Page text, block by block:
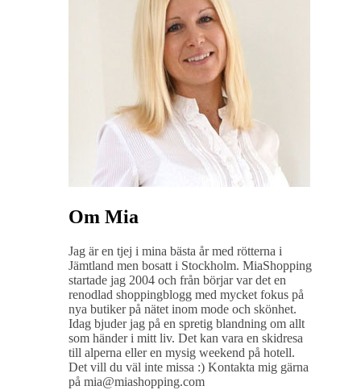
Om Mia
Jag är en tjej i mina bästa år med rötterna i
Jämtland men bosatt i Stockholm. MiaShopping
startade jag 2004 och från börjar var det en
renodlad shoppingblogg med mycket fokus på
nya butiker på nätet inom mode och skönhet.
Idag bjuder jag på en spretig blandning om allt
som händer i mitt liv. Det kan vara en skidresa
till alperna eller en mysig weekend på hotell.
Det vill du väl inte missa :) Kontakta mig gärna
på mia@miashopping.com